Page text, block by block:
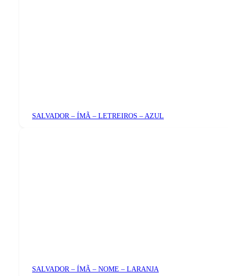
SALVADOR – ÍMÃ – LETREIROS – AZUL
SALVADOR – ÍMÃ – NOME – LARANJA